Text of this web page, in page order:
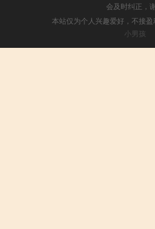
会及时纠正，
本站仅为个人兴趣爱好，不接
小男孩